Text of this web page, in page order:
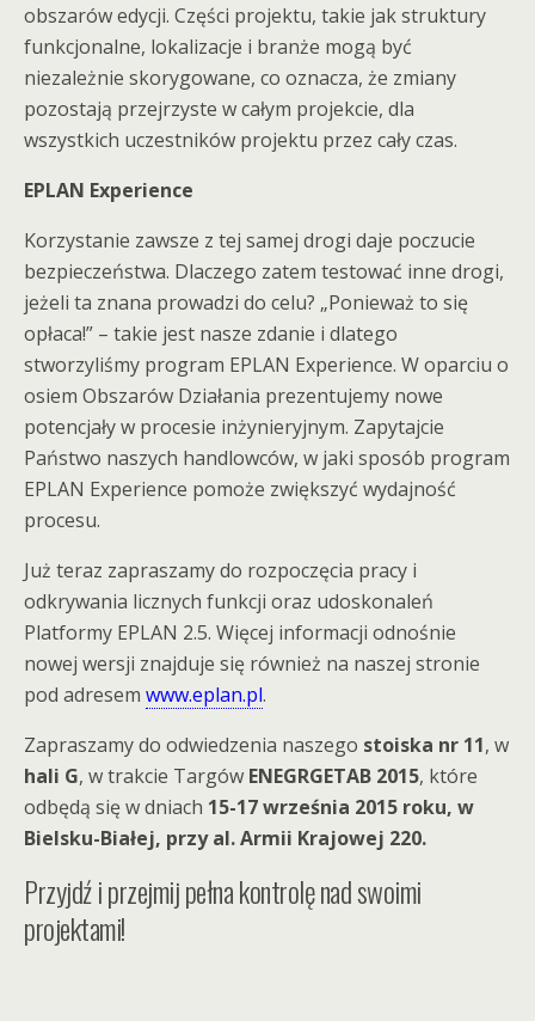
obszarów edycji. Części projektu, takie jak struktury
funkcjonalne, lokalizacje i branże mogą być
niezależnie skorygowane, co oznacza, że zmiany
pozostają przejrzyste w całym projekcie, dla
wszystkich uczestników projektu przez cały czas.
EPLAN Experience
Korzystanie zawsze z tej samej drogi daje poczucie
bezpieczeństwa. Dlaczego zatem testować inne drogi,
jeżeli ta znana prowadzi do celu? „Ponieważ to się
opłaca!” – takie jest nasze zdanie i dlatego
stworzyliśmy program EPLAN Experience. W oparciu o
osiem Obszarów Działania prezentujemy nowe
potencjały w procesie inżynieryjnym. Zapytajcie
Państwo naszych handlowców, w jaki sposób program
EPLAN Experience pomoże zwiększyć wydajność
procesu.
Już teraz zapraszamy do rozpoczęcia pracy i
odkrywania licznych funkcji oraz udoskonaleń
Platformy EPLAN 2.5. Więcej informacji odnośnie
nowej wersji znajduje się również na naszej stronie
pod adresem www.eplan.pl.
Zapraszamy do odwiedzenia naszego stoiska nr 11, w
hali G, w trakcie Targów ENEGRGETAB 2015, które
odbędą się w dniach 15-17 września 2015 roku, w
Bielsku-Białej, przy al. Armii Krajowej 220.
Przyjdź i przejmij pełna kontrolę nad swoimi
projektami!